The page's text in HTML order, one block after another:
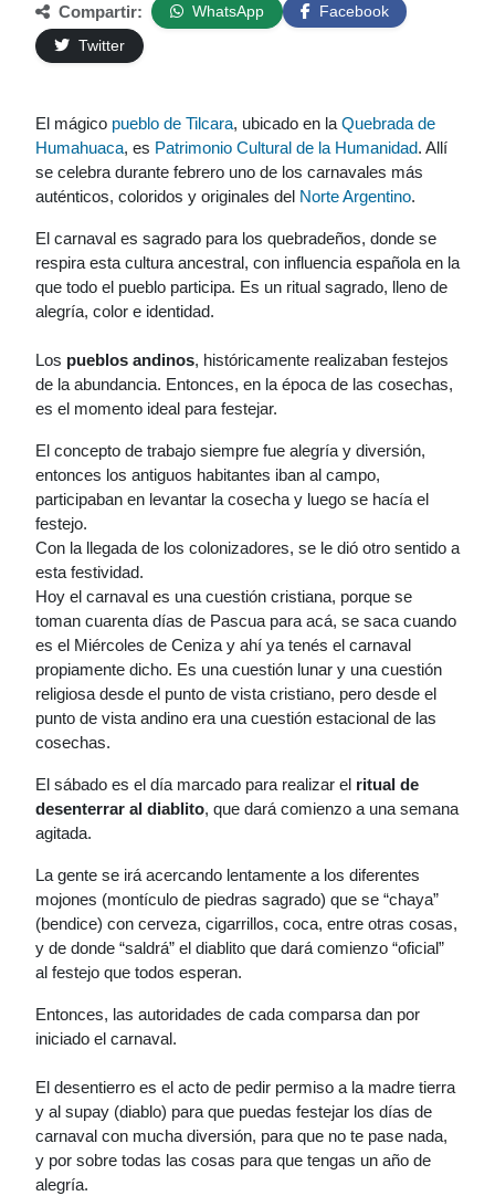
Compartir: WhatsApp
Facebook
Twitter
El mágico pueblo de Tilcara, ubicado en la Quebrada de
Humahuaca, es Patrimonio Cultural de la Humanidad. Allí
se celebra durante febrero uno de los carnavales más
auténticos, coloridos y originales del Norte Argentino.
El carnaval es sagrado para los quebradeños, donde se
respira esta cultura ancestral, con influencia española en la
que todo el pueblo participa. Es un ritual sagrado, lleno de
alegría, color e identidad.
Los pueblos andinos, históricamente realizaban festejos
de la abundancia. Entonces, en la época de las cosechas,
es el momento ideal para festejar.
El concepto de trabajo siempre fue alegría y diversión,
entonces los antiguos habitantes iban al campo,
participaban en levantar la cosecha y luego se hacía el
festejo.
Con la llegada de los colonizadores, se le dió otro sentido a
esta festividad.
Hoy el carnaval es una cuestión cristiana, porque se
toman cuarenta días de Pascua para acá, se saca cuando
es el Miércoles de Ceniza y ahí ya tenés el carnaval
propiamente dicho. Es una cuestión lunar y una cuestión
religiosa desde el punto de vista cristiano, pero desde el
punto de vista andino era una cuestión estacional de las
cosechas.
El sábado es el día marcado para realizar el ritual de
desenterrar al diablito, que dará comienzo a una semana
agitada.
La gente se irá acercando lentamente a los diferentes
mojones (montículo de piedras sagrado) que se “chaya”
(bendice) con cerveza, cigarrillos, coca, entre otras cosas,
y de donde “saldrá” el diablito que dará comienzo “oficial”
al festejo que todos esperan.
Entonces, las autoridades de cada comparsa dan por
iniciado el carnaval.
El desentierro es el acto de pedir permiso a la madre tierra
y al supay (diablo) para que puedas festejar los días de
carnaval con mucha diversión, para que no te pase nada,
y por sobre todas las cosas para que tengas un año de
alegría.